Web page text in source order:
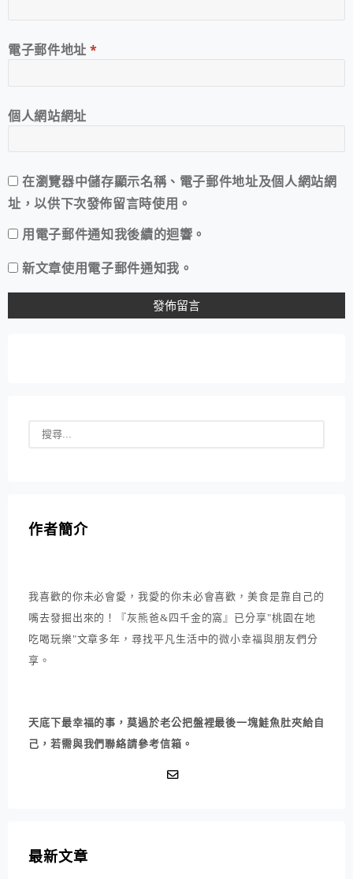
電子郵件地址*
個人網站網址
在瀏覽器中儲存顯示名稱、電子郵件地址及個人網站網
址，以供下次發佈留言時使用。
用電子郵件通知我後續的迴響。
新文章使用電子郵件通知我。
作者簡介
我喜歡的你未必會愛，我愛的你未必會喜歡，美食是靠自己的
嘴去發掘出來的！『灰熊爸&四千金的窩』已分享"桃園在地
吃喝玩樂"文章多年，尋找平凡生活中的微小幸福與朋友們分
享。
天底下最幸福的事，莫過於老公把盤裡最後一塊鮭魚肚夾給自
己，若需與我們聯絡請參考信箱。
最新文章